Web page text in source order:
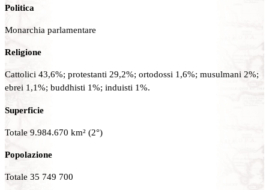
Politica
Monarchia parlamentare
Religione
Cattolici 43,6%; protestanti 29,2%; ortodossi 1,6%; musulmani 2%;
ebrei 1,1%; buddhisti 1%; induisti 1%.
Superficie
Totale 9.984.670 km² (2°)
Popolazione
Totale 35 749 700